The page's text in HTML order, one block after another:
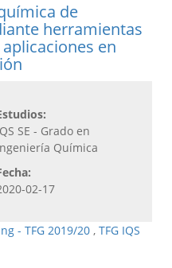
de
herramientas
en
SE - Grado en
Química
02-17
- TFG 2019/20 , TFG IQS